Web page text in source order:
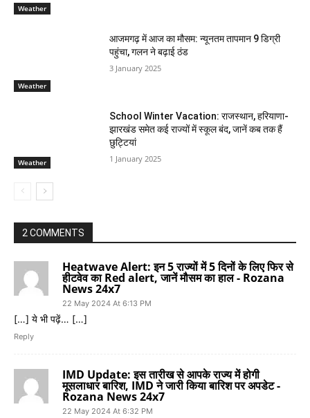
Weather
Weather
आजमगढ़ में आज का मौसम: न्यूनतम तापमान 9 डिग्री
पहुंचा, गलन ने बढ़ाई ठंड
3 January 2025
Weather
School Winter Vacation: राजस्थान, हरियाणा-
झारखंड समेत कई राज्यों में स्कूल बंद, जानें कब तक हैं
छुट्टियां
1 January 2025
2 COMMENTS
Heatwave Alert: इन 5 राज्यों में 5 दिनों के लिए फिर से
हीटवेव का Red alert, जानें मौसम का हाल - Rozana
News 24x7
22 May 2024 At 6:13 PM
[…] ये भी पढ़ें… […]
Reply
IMD Update: इस तारीख से आपके राज्य में होगी
मूसलाधार बारिश, IMD ने जारी किया बारिश पर अपडेट -
Rozana News 24x7
22 May 2024 At 6:32 PM